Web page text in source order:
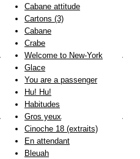
Cabane attitude
Cartons (3)
Cabane
Crabe
Welcome to New-York
Glace
You are a passenger
Hu! Hu!
Habitudes
Gros yeux
Cinoche 18 (extraits)
En attendant
Bleuah